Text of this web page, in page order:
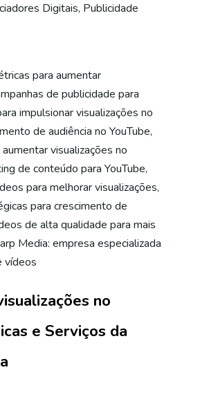
Digitais, Publicidade
para aumentar
de publicidade para
impulsionar visualizações no
de audiência no YouTube,
visualizações no
de conteúdo para YouTube,
para melhorar visualizações,
para crescimento de
de alta qualidade para mais
Media: empresa especializada
vídeos
no
e Serviços da